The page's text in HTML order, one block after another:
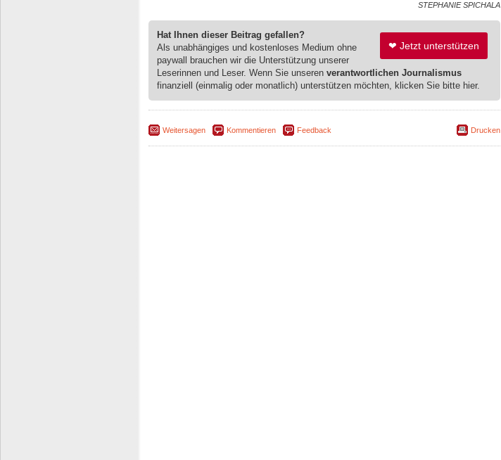
STEPHANIE SPICHALA
❤ Jetzt unterstützen
Hat Ihnen dieser Beitrag gefallen?
Als unabhängiges und kostenloses Medium ohne
paywall brauchen wir die Unterstützung unserer
Leserinnen und Leser. Wenn Sie unseren verantwortlichen Journalismus
finanziell (einmalig oder monatlich) unterstützen möchten, klicken Sie bitte hier.
Weitersagen Kommentieren Feedback Drucken